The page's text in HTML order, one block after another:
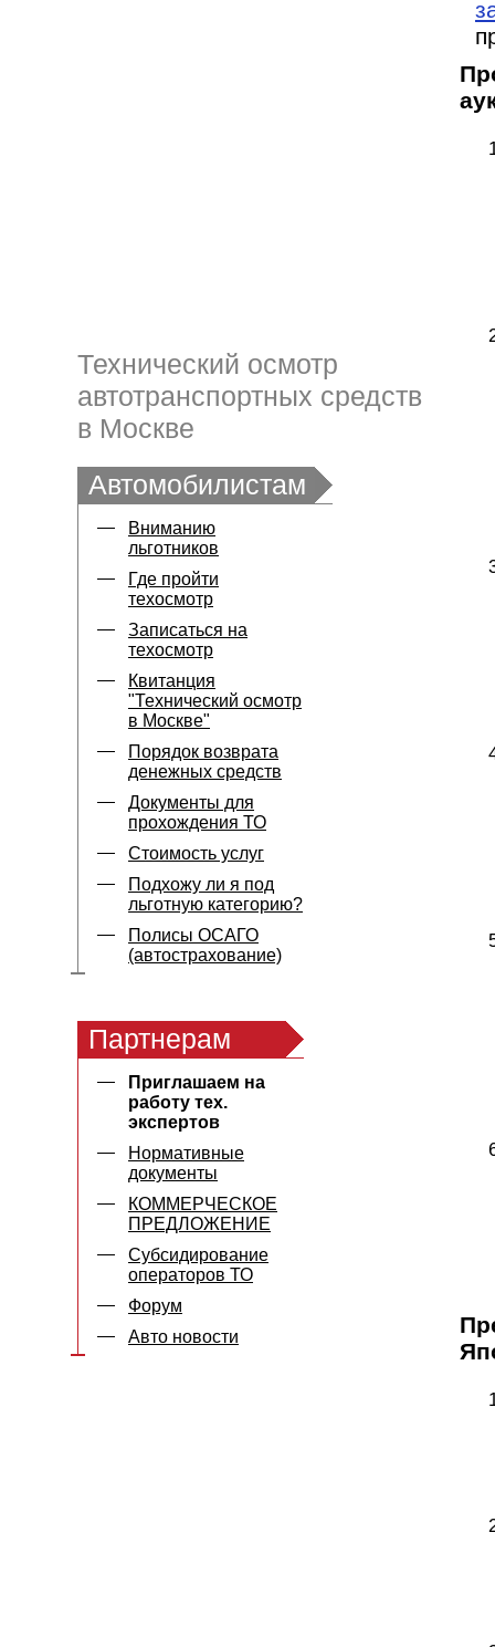
Технический осмотр
автотранспортных средств
в Москве
Автомобилистам
Вниманию
льготников
Где пройти
техосмотр
Записаться на
техосмотр
Квитанция
"Технический осмотр
в Москве"
Порядок возврата
денежных средств
Документы для
прохождения ТО
Стоимость услуг
Подхожу ли я под
льготную категорию?
Полисы ОСАГО
(автострахование)
Партнерам
Приглашаем на
работу тех.
экспертов
Нормативные
документы
КОММЕРЧЕСКОЕ
ПРЕДЛОЖЕНИЕ
Субсидирование
операторов ТО
Форум
Авто новости